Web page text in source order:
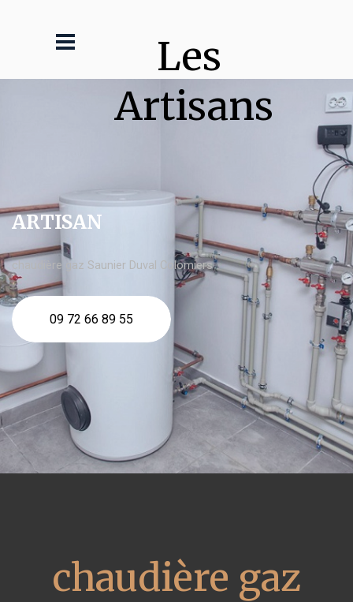
Les
Artisans
ARTISAN
chaudière gaz Saunier Duval Colomiers
09 72 66 89 55
chaudière gaz